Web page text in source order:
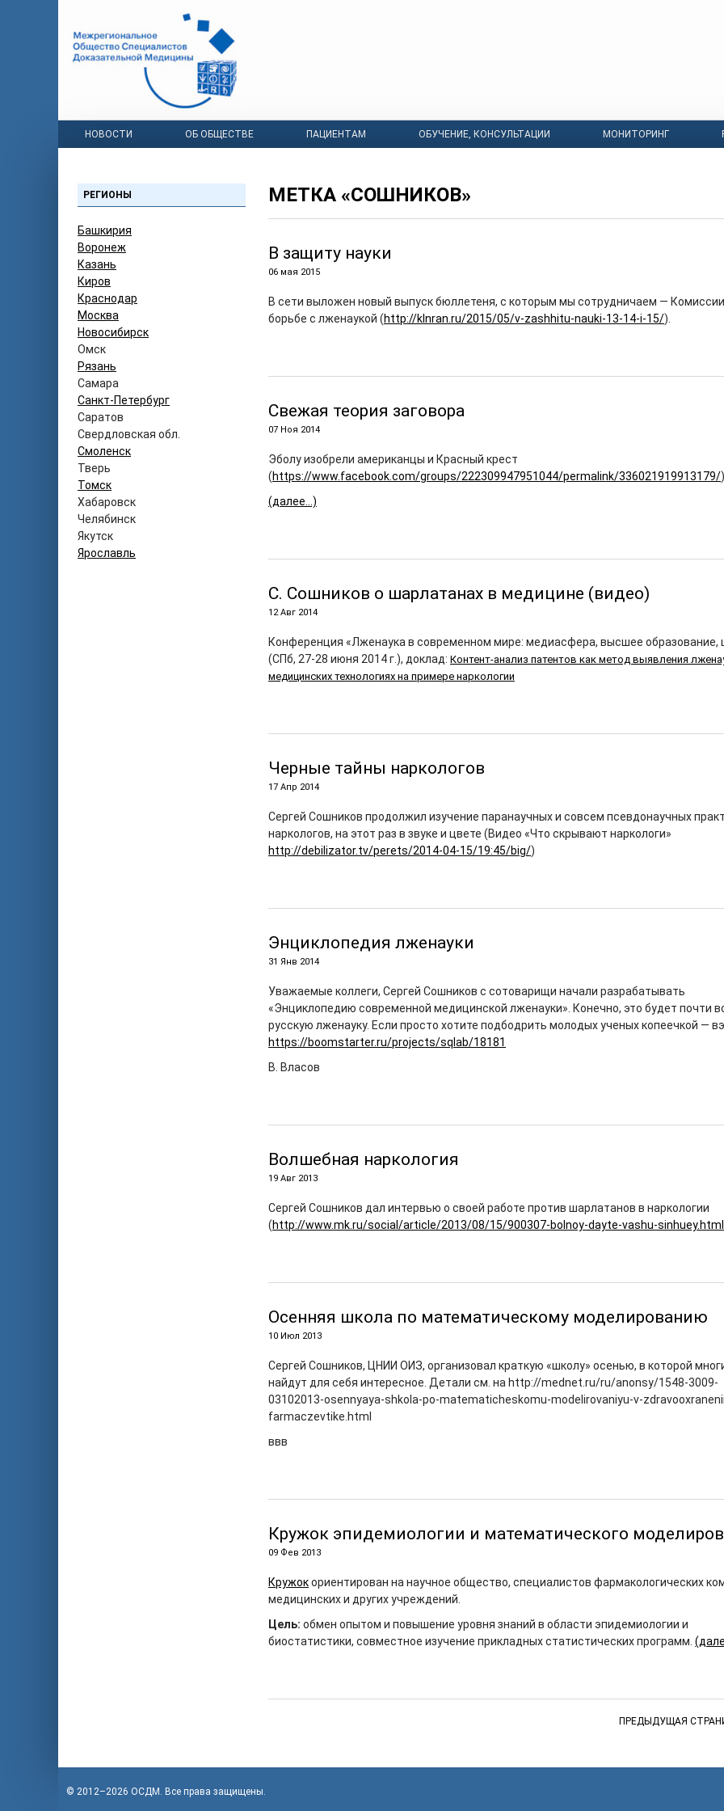
НОВОСТИ ОБ ОБЩЕСТВЕ ПАЦИЕНТАМ ОБУЧЕНИЕ, КОНСУЛЬТАЦИИ МОНИТОРИНГ
РЕГИОНЫ
Башкирия
Воронеж
Казань
Киров
Краснодар
Москва
Новосибирск
Омск
Рязань
Самара
Санкт-Петербург
Саратов
Свердловская обл.
Смоленск
Тверь
Томск
Хабаровск
Челябинск
Якутск
Ярославль
МЕТКА «СОШНИКОВ»
В защиту науки
06 мая 2015
В сети выложен новый выпуск бюллетеня, с которым мы сотрудничаем —
борьбе с лженаукой (http://klnran.ru/2015/05/v-zashhitu-nauki-13-14-i-15/).
Свежая теория заговора
07 Ноя 2014
Эболу изобрели американцы и Красный крест
(https://www.facebook.com/groups/222309947951044/permalink/336021919913179/)
(далее…)
С. Сошников о шарлатанах в медицине (видео)
12 Авг 2014
Конференция «Лженаука в современном мире: медиасфера, высшее образование,
(СПб, 27-28 июня 2014 г.), доклад: Контент-анализ патентов как метод выявления
медицинских технологиях на примере наркологии
Черные тайны наркологов
17 Апр 2014
Сергей Сошников продолжил изучение паранаучных и совсем псевдонаучных
наркологов, на этот раз в звуке и цвете (Видео «Что скрывают наркологи»
http://debilizator.tv/perets/2014-04-15/19:45/big/)
Энциклопедия лженауки
31 Янв 2014
Уважаемые коллеги, Сергей Сошников с сотоварищи начали разрабатывать
«Энциклопедию современной медицинской лженауки». Конечно, это будет почти
русскую лженауку. Если просто хотите подбодрить молодых ученых копеечкой —
https://boomstarter.ru/projects/sqlab/18181
В. Власов
Волшебная наркология
19 Авг 2013
Сергей Сошников дал интервью о своей работе против шарлатанов в наркологии
(http://www.mk.ru/social/article/2013/08/15/900307-bolnoy-dayte-vashu-sinhuey.html
Осенняя школа по математическому моделированию
10 Июл 2013
Сергей Сошников, ЦНИИ ОИЗ, организовал краткую «школу» осенью, в которой
найдут для себя интересное. Детали см. на http://mednet.ru/ru/anonsy/1548-3009-
03102013-osennyaya-shkola-po-matematicheskomu-modelirovaniyu-v-
farmaczevtike.html
ввв
Кружок эпидемиологии и математического
09 Фев 2013
Кружокориентирован на научное общество, специалистов фармакологических
медицинских и других учреждений.
Цель: обмен опытом и повышение уровня знаний в области эпидемиологии и
биостатистики, совместное изучение прикладных статистических программ.
ПРЕДЫДУЩАЯ
© 2012–2026 OСДМ . Все права защищены.